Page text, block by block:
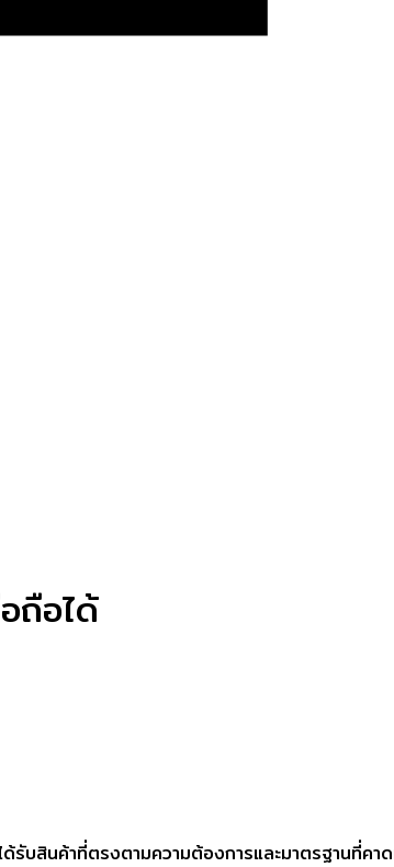
ถือได้
สินค้าที่ตรงตามความต้องการและมาตรฐานที่คา